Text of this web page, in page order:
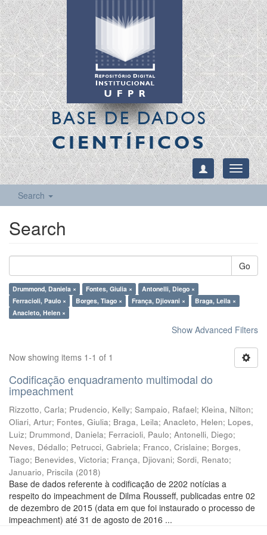
BASE DE DADOS
CIENTÍFICOS
Toggle
Search
Search
Go
Drummond, Daniela × Fontes, Giulia ×
Antonelli, Diego ×
Ferracioli, Paulo ×
Borges, Tiago × França, Djiovani ×
Braga, Leila ×
Anacleto, Helen ×
Show Advanced Filters
Now showing items 1-1 of 1
Codificação enquadramento multimodal do
impeachment
Rizzotto, Carla; Prudencio, Kelly; Sampaio, Rafael; Kleina, Nilton;
Oliari, Artur; Fontes, Giulia; Braga, Leila; Anacleto, Helen; Lopes,
Luiz; Drummond, Daniela; Ferracioli, Paulo; Antonelli, Diego;
Neves, Dédallo; Petrucci, Gabriela; Franco, Crislaine; Borges,
Tiago; Benevides, Victoria; França, Djiovani; Sordi, Renato;
Januario, Priscila (2018)
Base de dados referente à codificação de 2202 notícias a
respeito do impeachment de Dilma Rousseff, publicadas entre 02
de dezembro de 2015 (data em que foi instaurado o processo de
impeachment) até 31 de agosto de 2016 ...